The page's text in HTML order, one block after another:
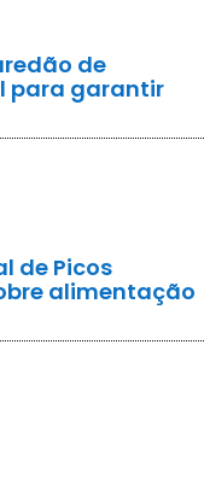
de
para garantir
de Picos
alimentação